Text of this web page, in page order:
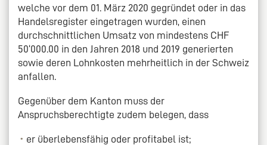
welche vor dem 01. März 2020 gegründet oder in das
Handelsregister eingetragen wurden, einen
durchschnittlichen Umsatz von mindestens CHF
50‘000.00 in den Jahren 2018 und 2019 generierten
sowie deren Lohnkosten mehrheitlich in der Schweiz
anfallen.
Gegenüber dem Kanton muss der
Anspruchsberechtigte zudem belegen, dass
er überlebensfähig oder profitabel ist;